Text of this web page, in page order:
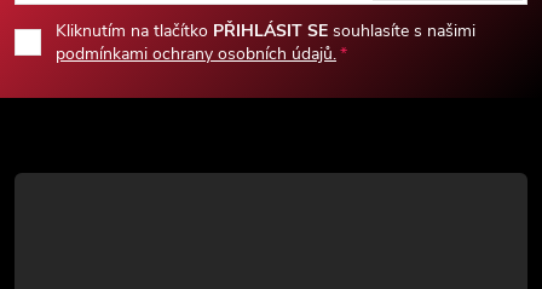
p
a
Kliknutím na tlačítko PŘIHLÁSIT SE souhlasíte s našimi
podmínkami ochrany osobních údajů.